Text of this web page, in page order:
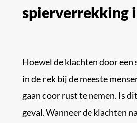
spierverrekking
Hoewel de klachten door
in de nek bij de meeste
gaan door rust te nemen. Is
geval. Wanneer de klachten